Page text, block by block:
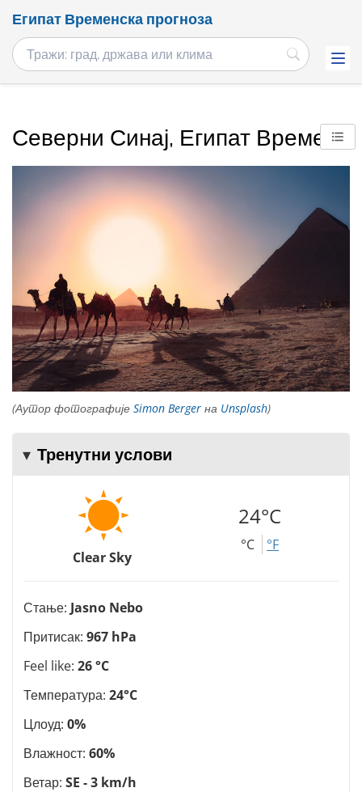
Египат Временска прогноза
Северни Синај, Египат Време
(Аутор фотографије Simon Berger на Unsplash)
Тренутни услови
Clear Sky
24°C
°C °F
Стање: Jasno Nebo
Притисак: 967 hPa
Feel like: 26 °C
Температура: 24°C
Цлоуд: 0%
Влажност: 60%
Ветар: SE - 3 km/h